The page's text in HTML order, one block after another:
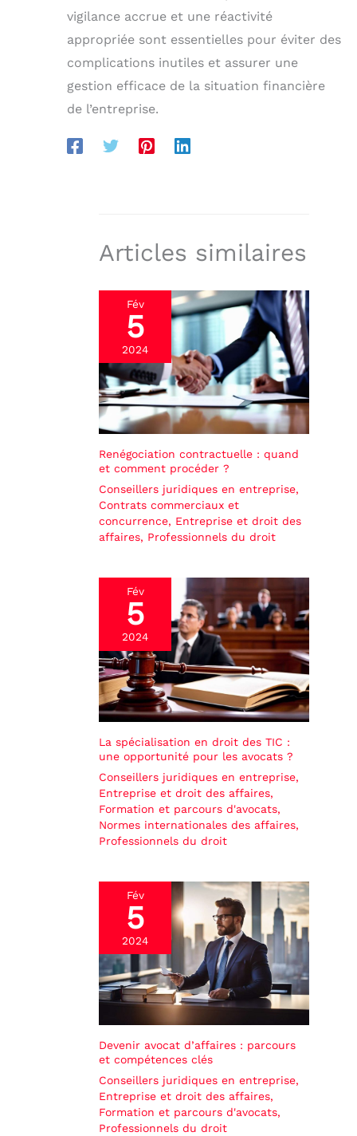
vigilance accrue et une réactivité
appropriée sont essentielles pour éviter des
complications inutiles et assurer une
gestion efficace de la situation financière
de l’entreprise.
Articles similaires
Fév
5
2024
Renégociation contractuelle : quand
et comment procéder ?
Conseillers juridiques en entreprise,
Contrats commerciaux et
concurrence, Entreprise et droit des
affaires, Professionnels du droit
Fév
5
2024
La spécialisation en droit des TIC :
une opportunité pour les avocats ?
Conseillers juridiques en entreprise,
Entreprise et droit des affaires,
Formation et parcours d'avocats,
Normes internationales des affaires,
Professionnels du droit
Fév
5
2024
Devenir avocat d’affaires : parcours
et compétences clés
Conseillers juridiques en entreprise,
Entreprise et droit des affaires,
Formation et parcours d'avocats,
Professionnels du droit